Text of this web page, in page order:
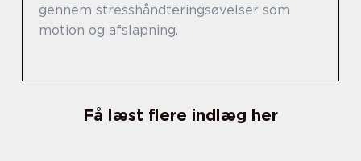
gennem stresshåndteringsøvelser som
motion og afslapning.
Få læst flere indlæg her